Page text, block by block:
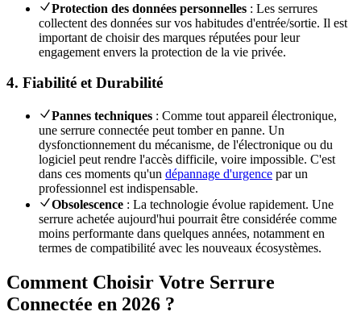
Protection des données personnelles : Les serrures
collectent des données sur vos habitudes d'entrée/sortie. Il est
important de choisir des marques réputées pour leur
engagement envers la protection de la vie privée.
4. Fiabilité et Durabilité
Pannes techniques : Comme tout appareil électronique,
une serrure connectée peut tomber en panne. Un
dysfonctionnement du mécanisme, de l'électronique ou du
logiciel peut rendre l'accès difficile, voire impossible. C'est
dans ces moments qu'un dépannage d'urgence par un
professionnel est indispensable.
Obsolescence : La technologie évolue rapidement. Une
serrure achetée aujourd'hui pourrait être considérée comme
moins performante dans quelques années, notamment en
termes de compatibilité avec les nouveaux écosystèmes.
Comment Choisir Votre Serrure
Connectée en 2026 ?